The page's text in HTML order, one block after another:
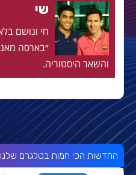
שי
״בארסה
והשאר היסטוריה.
החדשות הכי חמות בטלגרם שלנו